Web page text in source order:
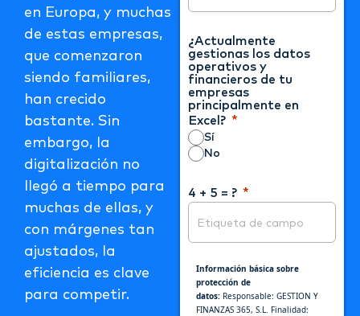
en Europa, y muchas
de estas empresas,
que comenzaron
siendo familiares,
han crecido
bastante. Sin
embargo, la
digitalización no
llegó a tiempo para
muchas de ellas, y
con márgenes tan
ajustados, la
eficiencia es clave
para competir.
¿Actualmente
gestionas los datos
operativos y
financieros de tu
empresas
principalmente en
Excel?
Sí
No
4 + 5 = ?
Información básica sobre
protección de
datos: Responsable: GESTION Y
FINANZAS 365, S.L. Finalidad: